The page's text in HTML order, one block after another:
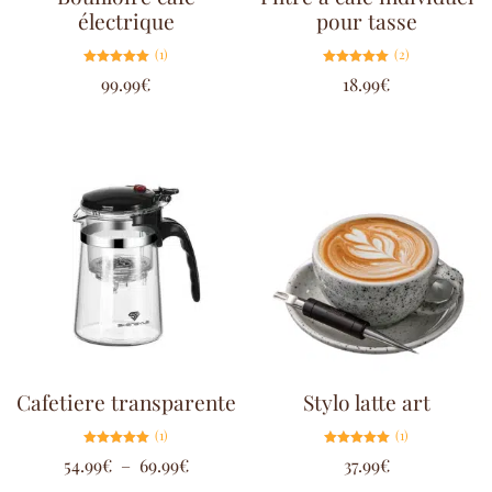
électrique
5.00
sur 5
(1)
99.99€
pour tasse
5.00
sur 5
(2)
18.99€
Cafetiere transparente
5.00
sur 5
(1)
54.99€ – 69.99€
Stylo latte art
5.00
sur 5
(1)
37.99€